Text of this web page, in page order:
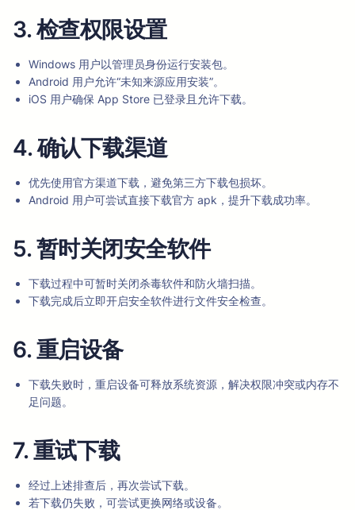
3. 检查权限设置
Windows 用户以管理员身份运行安装包。
Android 用户允许“未知来源应用安装”。
iOS 用户确保 App Store 已登录且允许下载。
4. 确认下载渠道
优先使用官方渠道下载，避免第三方下载包损坏。
Android 用户可尝试直接下载官方 apk，提升下载成功率。
5. 暂时关闭安全软件
下载过程中可暂时关闭杀毒软件和防火墙扫描。
下载完成后立即开启安全软件进行文件安全检查。
6. 重启设备
下载失败时，重启设备可释放系统资源，解决权限冲突或内存不
足问题。
7. 重试下载
经过上述排查后，再次尝试下载。
若下载仍失败，可尝试更换网络或设备。